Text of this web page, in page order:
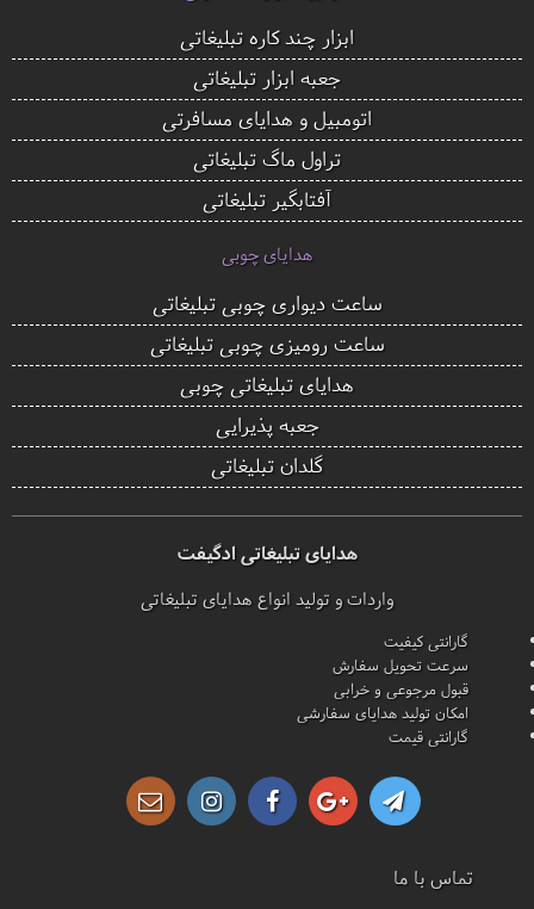
ابزار چند کاره تبلیغاتی
جعبه ابزار تبلیغاتی
اتومبیل و هدایای مسافرتی
تراول ماگ تبلیغاتی
آفتابگیر تبلیغاتی
هدایای چوبی
ساعت دیواری چوبی تبلیغاتی
ساعت رومیزی چوبی تبلیغاتی
هدایای تبلیغاتی چوبی
جعبه پذیرایی
گلدان تبلیغاتی
هدایای تبلیغاتی ادگیفت
واردات و تولید انواع هدایای تبلیغاتی
گارانتی کیفیت
سرعت تحویل سفارش
قبول مرجوعی و خرابی
امکان تولید هدایای سفارشی
گارانتی قیمت
تماس با ما